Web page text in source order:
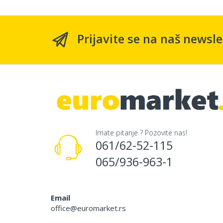
Prijavite se na naš
Imate pitanje ? Pozovite nas!
061/62-52-115
065/936-963-1
Email
office@euromarket.rs